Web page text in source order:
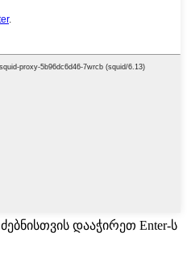
ძებნისთვის დააჭირეთ Enter-ს